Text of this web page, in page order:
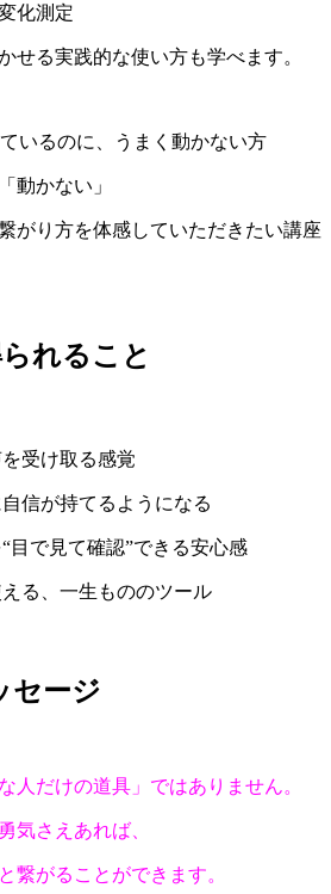
化測定
せる実践的な使い方も学べます。
いるのに、うまく動かない方
動かない」
がり方を体感していただきたい講座
れること
受け取る感覚
信が持てるようになる
で見て確認”できる安心感
る、一生もののツール
セージ
人だけの道具」ではありません。
気さえあれば、
繋がることができます。